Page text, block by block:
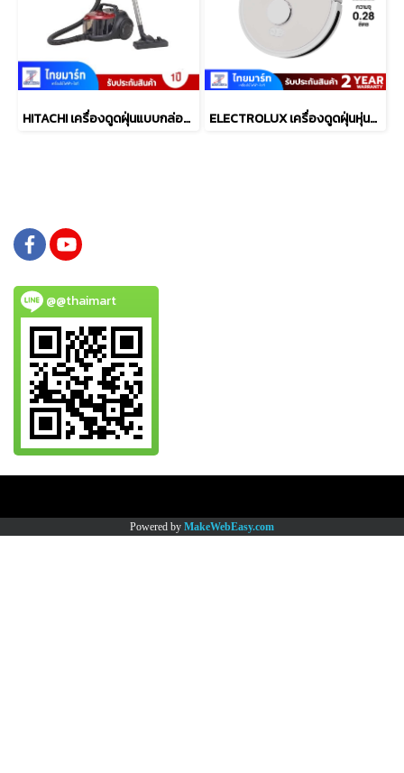
HITACHI เครื่องดูดฝุ่นแบบกล่อง 2000W รุ่นCV-SM20CBKRD ELECTROLUX เครื่องดูดฝุ่นหุ่นยนต์+ถูพื้น Wifi รุ่น EFR71222
@@thaimart
Powered by MakeWebEasy.com